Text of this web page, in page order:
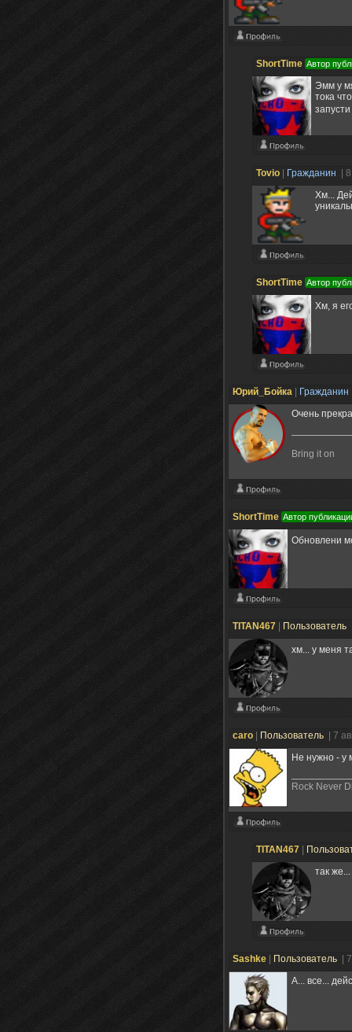
ShortTime Автор
Эмм у
тока
Tovio Гражданин
|
Хм...
ShortTime Автор
Хм, я
Юрий_Бойка Гражданин
Очень
Bring it on
ShortTime Автор
Обновлени
TITAN467 Пользователь
хм... у меня
caro Пользователь
| 7
Не нужно - у
Rock Never
TITAN467
так же...
Sashke Пользователь
|
А... все...